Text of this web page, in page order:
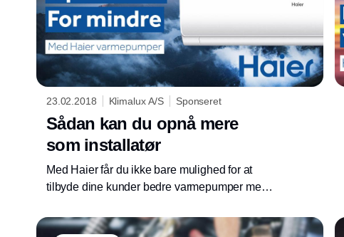
23.02.2018 Klimalux A/S Sponseret
Sådan kan du opnå mere
som installatør
Med Haier får du ikke bare mulighed for at
tilbyde dine kunder bedre varmepumper med
fordele.